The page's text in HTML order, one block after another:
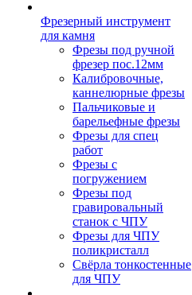
Фрезерный инструмент
для камня
Фрезы под ручной
фрезер пос.12мм
Калибровочные,
каннелюрные фрезы
Пальчиковые и
барельефные фрезы
Фрезы для спец
работ
Фрезы с
погружением
Фрезы под
гравировальный
станок с ЧПУ
Фрезы для ЧПУ
поликристалл
Свёрла тонкостенные
для ЧПУ